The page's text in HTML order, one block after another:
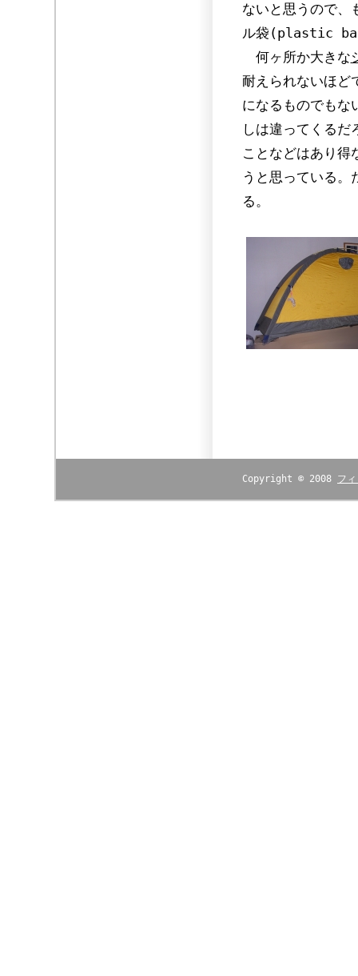
ないと思うので、
ル袋(plastic
何ヶ所か大きな
耐えられないほど
になるものでもな
しは違ってくるだ
ことなどはあり得
うと思っている。
る。
Copyright © 2008 フ